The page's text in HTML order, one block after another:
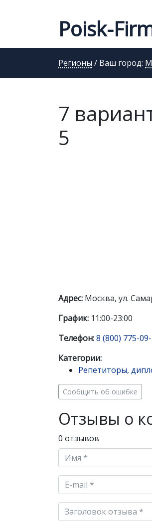
Poisk-
Регионы / Ваш город:
7
5
Адрес: Москва, ул.
График: 11:00-23:00
Телефон:8 (800) 775-
Категории:
Репетиторы,
Сообщить об ошибке
Отзывы о
0 отзывов